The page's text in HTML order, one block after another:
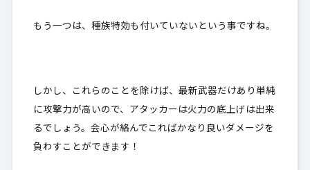
もう一つは、種族特効も付いていないという事ですね。
しかし、これらのことを除けば、最新武器だけあり単純
に攻撃力が高いので、アタッカーは火力の底上げは出来
るでしょう。 会心が絡んでこればかなり良いダメージを
負わすことができます ！